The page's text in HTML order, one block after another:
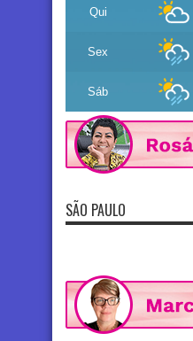
Qui
Sex
Sáb
SÃO PAULO